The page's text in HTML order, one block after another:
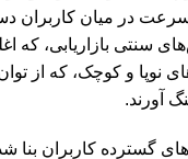
در میان
سنتی بازاریابی، که
نوپا و کوچک، که از
آورند.
گسترده کاربران بنا